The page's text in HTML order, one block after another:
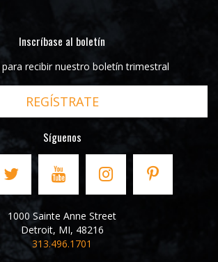
Inscríbase al boletín
recibir nuestro boletín trimestral
REGÍSTRATE
Síguenos
1000 Sainte Anne Street
Detroit, MI, 48216
313.496.1701